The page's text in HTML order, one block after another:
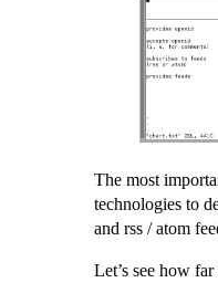
The most
technologies to
and rss / atom
Let’s see how